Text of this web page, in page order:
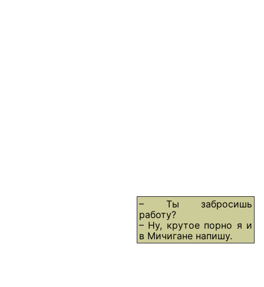
– Ты забросишь
работу?
– Ну, крутое порно я и
в Мичигане напишу.